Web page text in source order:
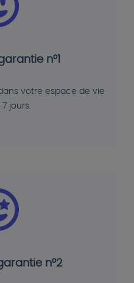
n°1
votre espace de vie
jours.
n°2